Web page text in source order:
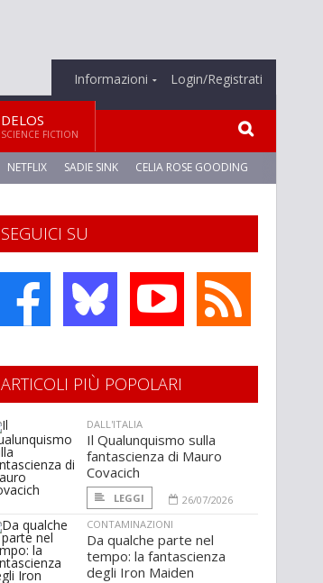
Informazioni Login/Registrati
DELOS
SCIENCE FICTION
NETFLIX SADIE SINK CELIA ROSE GOODING
SEGUICI SU
ARTICOLI PIÙ POPOLARI
DALL'ITALIA
Il Qualunquismo sulla
fantascienza di Mauro
Covacich
LEGGI
26/07/2026
CONTAMINAZIONI
Da qualche parte nel
tempo: la fantascienza
degli Iron Maiden